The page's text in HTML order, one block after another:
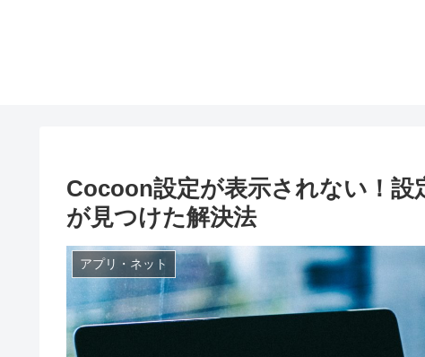
Cocoon設定が表示されない！
が見つけた解決法
アプリ・ネット